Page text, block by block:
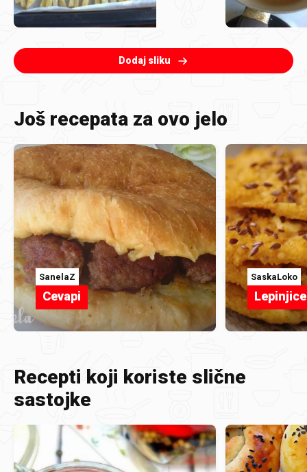
Dodaj sliku
Još recepata za ovo jelo
SanelaZ
Cevapi
SaskaLoko
Recepti koji koriste slične
sastojke